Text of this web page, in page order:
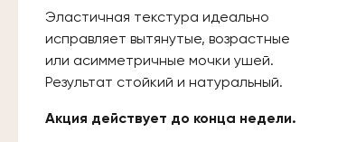
Эластичная текстура идеально
исправляет вытянутые, возрастные
или асимметричные мочки ушей.
Результат стойкий и натуральный.
Акция действует до конца недели.